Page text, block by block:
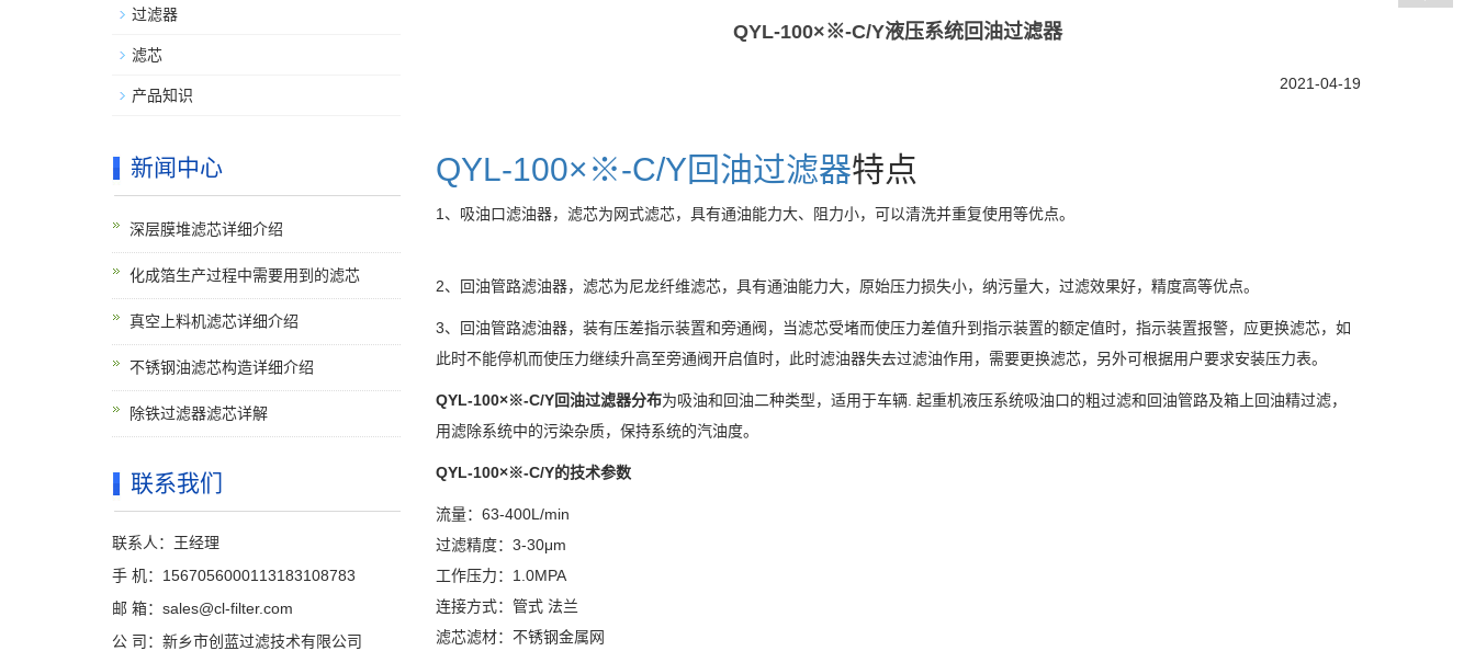
QYL-100×※-C/Y液压系统回油过滤器
2021-04-19
QYL-100×※-C/Y回油过滤器特点
1 、吸油口滤油器，滤芯为网式滤芯，具有通油能力大、阻力小，可以清洗并重复使用等优点。
2、回油管路滤油器，滤芯为尼龙纤维滤芯，具有通油能力大，原始压力损失小，纳污量大，过滤效果好，精度高等优点。
3、回油管路滤油器，装有压差指示装置和旁通阀，当滤芯受堵而使压力差值升到指示装置的额定值时，指示装置报警，应更换滤芯，如
此时不能停机而使压力继续升高至旁通阀开启值时，此时滤油器失去过滤油作用，需要更换滤芯，另外可根据用户要求安装压力表。
QYL-100×※-C/Y回油过滤器分布为吸油和回油二种类型，适用于车辆. 起重机液压系统吸油口的粗过滤和回油管路及箱上回油精过滤，
用滤除系统中的污染杂质，保持系统的汽油度。
QYL-100×※-C/Y的技术参数
流量： 63-400L/min
过滤精度： 3-30μm
工作压力： 1.0MPA
连接方式：管式 法兰
滤芯滤材：不锈钢金属网
过滤器
滤芯
产品知识
新闻中心
深层膜堆滤芯详细介绍
化成箔生产过程中需要用到的滤芯
真空上料机滤芯详细介绍
不锈钢油滤芯构造详细介绍
除铁过滤器滤芯详解
联系我们
联系人：王经理
手 机：1567056000113183108783
邮 箱：sales@cl-filter.com
公 司：新乡市创蓝过滤技术有限公司